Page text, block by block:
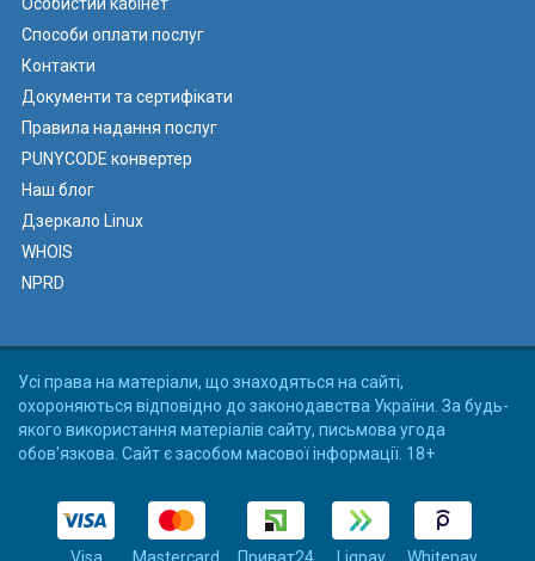
Способи оплати послуг
Контакти
Документи та сертифікати
Правила надання послуг
PUNYCODE конвертер
Наш блог
Дзеркало Linux
WHOIS
NPRD
Усі права на матеріали, що знаходяться на сайті,
охороняються відповідно до законодавства України. За будь-
якого використання матеріалів сайту, письмова угода
обов'язкова. Сайт є засобом масової інформації. 18+